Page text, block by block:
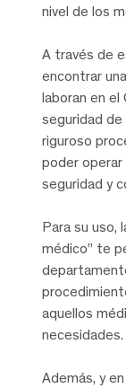
nivel de los
A través de
encontrar
laboran en
seguridad de
riguroso
poder
seguridad y
Para su uso,
médico” te
aquellos
necesidades.
Además, y